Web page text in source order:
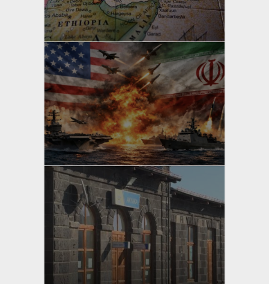
yazan
Bahri Ak
yazan
Bahri Ak
yazan
Bahri Ak